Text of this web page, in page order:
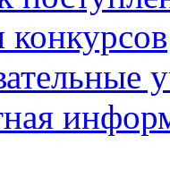
конкурсов